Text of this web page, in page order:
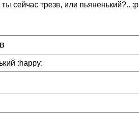
ты сейчас трезв, или пьяненький?..
:happy: